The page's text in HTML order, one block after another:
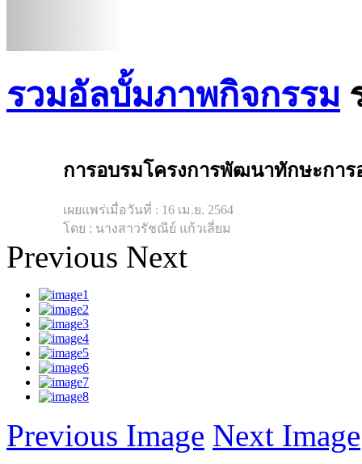
รวมอัลบั้มภาพกิจกรรม
การอบรมโครงการพัฒนาทักษะการ
เผยแพร่เมื่อวันที่ : 16 เม.ย. 2564
โดย : นางสาวรัชณีย์ แก้วเลี่ยม
Previous Next
Previous Image Next Image